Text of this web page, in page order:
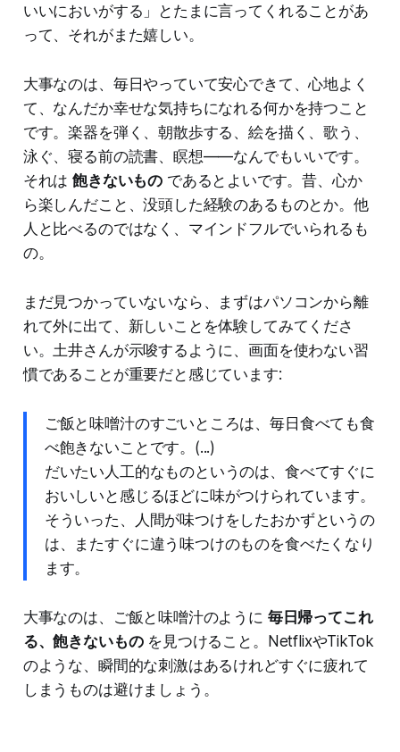
いいにおいがする」とたまに言ってくれることがあ
って、それがまた嬉しい。
大事なのは、毎日やっていて安心できて、心地よく
て、なんだか幸せな気持ちになれる何かを持つこと
です。楽器を弾く、朝散歩する、絵を描く、歌う、
泳ぐ、寝る前の読書、瞑想——なんでもいいです。
それは飽きないもの であるとよいです。昔、心か
ら楽しんだこと、没頭した経験のあるものとか。他
人と比べるのではなく、マインドフルでいられるも
の。
まだ見つかっていないなら、まずはパソコンから離
れて外に出て、新しいことを体験してみてくださ
い。土井さんが示唆するように、画面を使わない習
慣であることが重要だと感じています:
ご飯と味噌汁のすごいところは、毎日食べても食
べ飽きないことです。(...)
だいたい人工的なものというのは、食べてすぐに
おいしいと感じるほどに味がつけられています。
そういった、人間が味つけをしたおかずというの
は、またすぐに違う味つけのものを食べたくなり
ます。
大事なのは、ご飯と味噌汁のように 毎日帰ってこれ
る、飽きないものを見つけること。NetflixやTikTok
のような、瞬間的な刺激はあるけれどすぐに疲れて
しまうものは避けましょう。